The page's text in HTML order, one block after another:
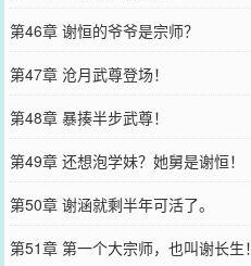
第46章 谢恒的爷爷是宗师？
第47章 沧月武尊登场！
第48章 暴揍半步武尊！
第49章 还想泡学妹？她舅是谢恒！
第50章 谢涵就剩半年可活了。
第51章 第一个大宗师，也叫谢长生！